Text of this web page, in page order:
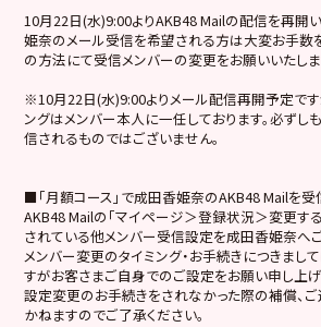
10月22日(水)9:00よりAKB48 Mailの配信を再開
姫奈のメール受信を希望される方は大変お手数
の方法にて受信メンバーの変更をお願いいたしま
※10月22日(水)9:00よりメール配信再開予定です
ングはメンバー本人に一任しております。必ず
信されるものではございません。
■「月額コース」で成田香姫奈のAKB48 Mailを
AKB48 Mailの「マイページ＞登録状況＞変更する
されている他メンバー受信設定を成田香姫奈へご
メンバー変更のタイミング・お手続きにつきまし
すがお客さまご自身でのご設定をお願い申し上げ
設定変更のお手続きをされなかった際の補償、
かねますのでご了承ください。